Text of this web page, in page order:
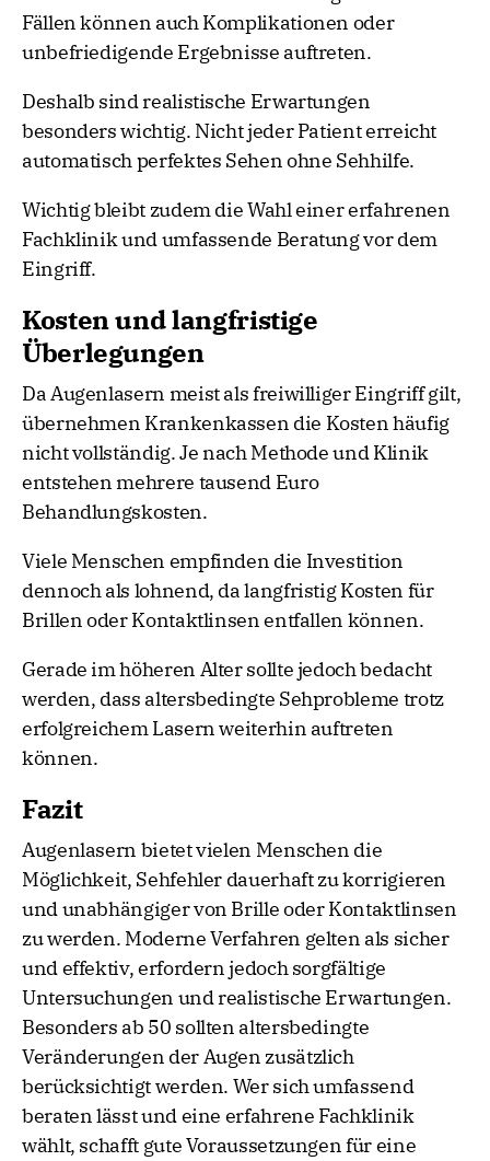
Fällen können auch Komplikationen oder
unbefriedigende Ergebnisse auftreten.
Deshalb sind realistische Erwartungen
besonders wichtig. Nicht jeder Patient erreicht
automatisch perfektes Sehen ohne Sehhilfe.
Wichtig bleibt zudem die Wahl einer erfahrenen
Fachklinik und umfassende Beratung vor dem
Eingriff.
Kosten und langfristige
Überlegungen
Da Augenlasern meist als freiwilliger Eingriff gilt,
übernehmen Krankenkassen die Kosten häufig
nicht vollständig. Je nach Methode und Klinik
entstehen mehrere tausend Euro
Behandlungskosten.
Viele Menschen empfinden die Investition
dennoch als lohnend, da langfristig Kosten für
Brillen oder Kontaktlinsen entfallen können.
Gerade im höheren Alter sollte jedoch bedacht
werden, dass altersbedingte Sehprobleme trotz
erfolgreichem Lasern weiterhin auftreten
können.
Fazit
Augenlasern bietet vielen Menschen die
Möglichkeit, Sehfehler dauerhaft zu korrigieren
und unabhängiger von Brille oder Kontaktlinsen
zu werden. Moderne Verfahren gelten als sicher
und effektiv, erfordern jedoch sorgfältige
Untersuchungen und realistische Erwartungen.
Besonders ab 50 sollten altersbedingte
Veränderungen der Augen zusätzlich
berücksichtigt werden. Wer sich umfassend
beraten lässt und eine erfahrene Fachklinik
wählt, schafft gute Voraussetzungen für eine